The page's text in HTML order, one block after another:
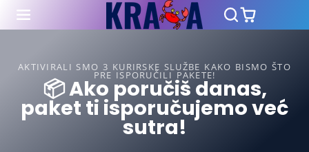
AKTIVIRALI SMO 3 KURIRSKE SLUŽBE KAKO BISMO ŠTO
PRE ISPORUČILI PAKETE!
📦 Ako poručiš danas,
paket ti isporučujemo već
sutra!